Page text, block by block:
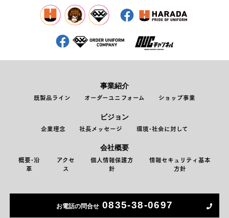
事業紹介
既製品ライン オーダーユニフォーム ショップ事業
ビジョン
企業理念 社長メッセージ 環境･社会に対して
会社概要
概要･沿
革
アクセ
ス
個人情報保護方
針
情報セキュリティ基本
方針
お電話の問合せ0835-38-0697